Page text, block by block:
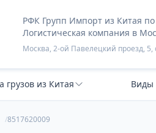
РФК Групп Импорт из Китая по
Логистическая компания в
Москва, 2-ой Павелецкий проезд, 5,
грузов из Китая Виды
8517620009